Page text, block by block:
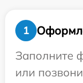
1
Заполните
или